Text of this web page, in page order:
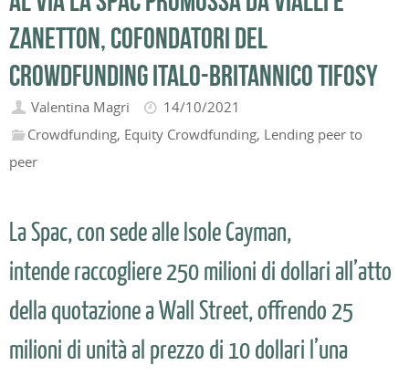
Zanetton, cofondatori del
crowdfunding italo-britannico Tifosy
Valentina Magri
14/10/2021
Crowdfunding, Equity Crowdfunding, Lending peer to
peer
La Spac, con sede alle Isole Cayman,
intende raccogliere 250 milioni di dollari all’atto
della quotazione a Wall Street, offrendo 25
milioni di unità al prezzo di 10 dollari l’una